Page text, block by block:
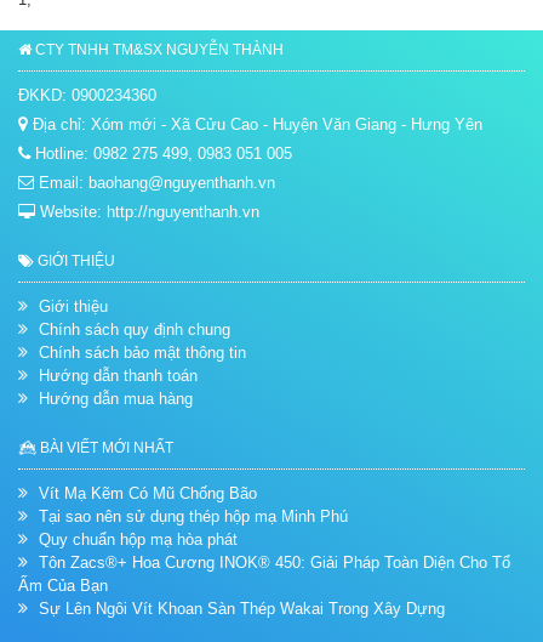
CTY TNHH TM&SX NGUYỄN THÀNH
ĐKKD: 0900234360
Địa chỉ: Xóm mới - Xã Cửu Cao - Huyện Văn Giang - Hưng Yên
Hotline: 0982 275 499, 0983 051 005
Email: baohang@nguyenthanh.vn
Website: http://nguyenthanh.vn
GIỚI THIỆU
Giới thiệu
Chính sách quy định chung
Chính sách bảo mật thông tin
Hướng dẫn thanh toán
Hướng dẫn mua hàng
BÀI VIẾT MỚI NHẤT
Vít Mạ Kẽm Có Mũ Chống Bão
Tại sao nên sử dụng thép hộp mạ Minh Phú
Quy chuẩn hộp mạ hòa phát
Tôn Zacs®+ Hoa Cương INOK® 450: Giải Pháp Toàn Diện Cho Tổ
Ấm Của Bạn
Sự Lên Ngôi Vít Khoan Sàn Thép Wakai Trong Xây Dựng